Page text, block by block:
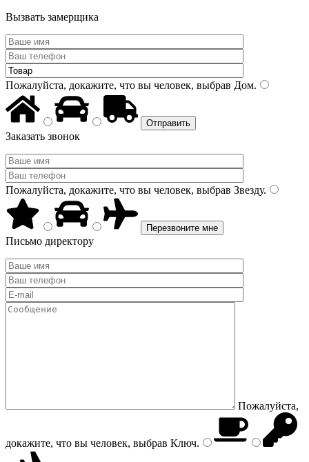
Вызвать замерщика
Пожалуйста, докажите, что вы человек, выбрав Дом.
Заказать звонок
Пожалуйста, докажите, что вы человек, выбрав Звезду.
Письмо директору
Пожалуйста,
докажите, что вы человек, выбрав Ключ.